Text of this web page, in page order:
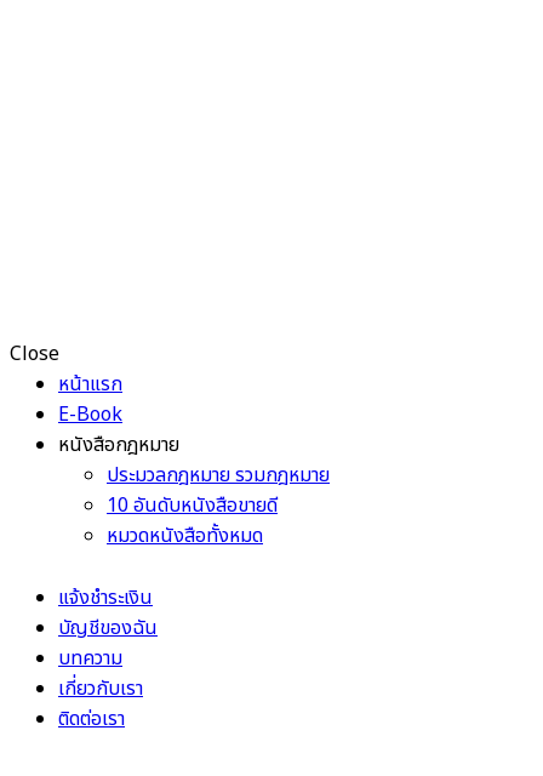
Close
หน้าแรก
E-Book
หนังสือกฎหมาย
ประมวลกฎหมาย รวมกฎหมาย
10 อันดับหนังสือขายดี
หมวดหนังสือทั้งหมด
แจ้งชำระเงิน
บัญชีของฉัน
บทความ
เกี่ยวกับเรา
ติดต่อเรา